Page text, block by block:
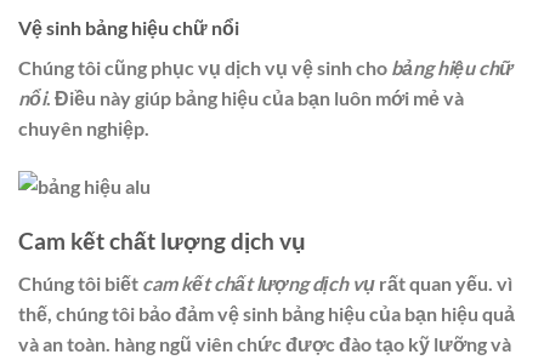
Vệ sinh bảng hiệu chữ nổi
Chúng tôi cũng phục vụ dịch vụ vệ sinh cho bảng hiệu chữ
nổi. Điều này giúp bảng hiệu của bạn luôn mới mẻ và
chuyên nghiệp.
Cam kết chất lượng dịch vụ
Chúng tôi biết cam kết chất lượng dịch vụ rất quan yếu. vì
thế, chúng tôi bảo đảm vệ sinh bảng hiệu của bạn hiệu quả
và an toàn. hàng ngũ viên chức được đào tạo kỹ lưỡng và